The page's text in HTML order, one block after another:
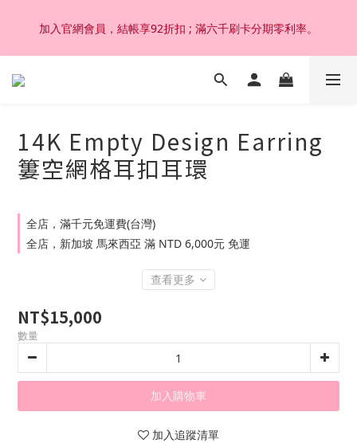
加入官網會員，結帳享92折扣 ; 滿六千刷卡分期零利率。
加入官網會員，結帳享92折扣 ; 滿六千刷卡分期零利率。
韓國設計製作。純14K 18K金，非鍍金非注金；洗澡，運動(汗
加入官網會員，結帳享92折扣 ; 滿六千刷卡分期零利率。
14K Empty Design Earring
簍空網格耳扣耳環
全店，滿千元免運費(台灣)
全店，新加坡 馬來西亞 滿 NTD 6,000元 免運
查看更多
NT$15,000
數量
加入購物車
加入追蹤清單